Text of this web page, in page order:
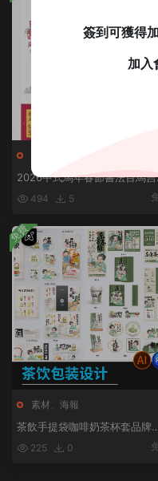
2026中式馬年春節書法百馬
圖案圖雕刻背景底紋裝飾ai矢
494 5
素材 海報
茶飲手提袋咖啡奶茶杯套品牌包
裝标貼創意平面設計模闆PSD/
225 0
免費
簽到可獲得
加入